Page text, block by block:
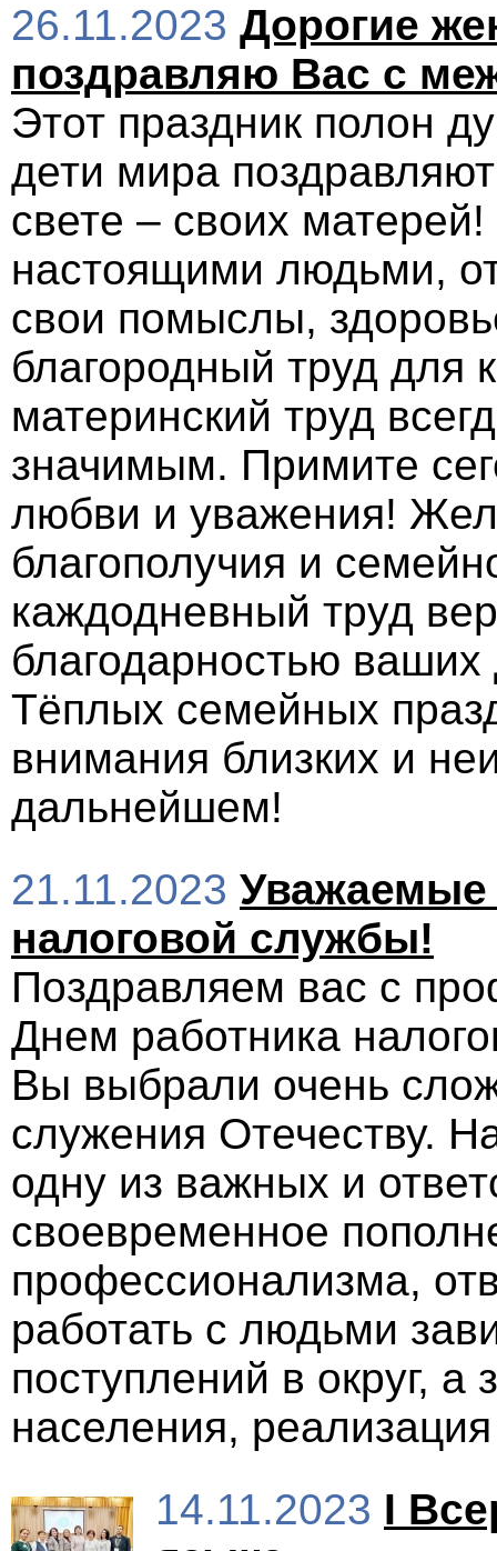
26.11.2023 Дорогие
поздравляю Вас с
Этот праздник полон
дети мира
свете – своих
настоящими людьми,
свои помыслы,
благородный труд
материнский труд
значимым. Примите
любви и уважения!
благополучия и
каждодневный труд
благодарностью
Тёплых семейных
внимания близких и
дальнейшем!
21.11.2023 Уважаемые
налоговой службы!
Поздравляем вас с
Днем работника
Вы выбрали очень
служения Отечеству.
одну из важных и
своевременное
профессионализма,
работать с людьми
поступлений в округ, а
населения,
14.11.2023 I